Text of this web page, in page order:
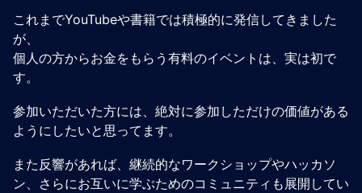
これまでYouTubeや書籍では積極的に発信してきました
が、
個人の方からお金をもらう有料のイベントは、実は初で
す。
参加いただいた方には、絶対に参加しただけの価値がある
ようにしたいと思ってます。
また反響があれば、継続的なワークショップやハッカソ
ン、さらにお互いに学ぶためのコミュニティも展開してい